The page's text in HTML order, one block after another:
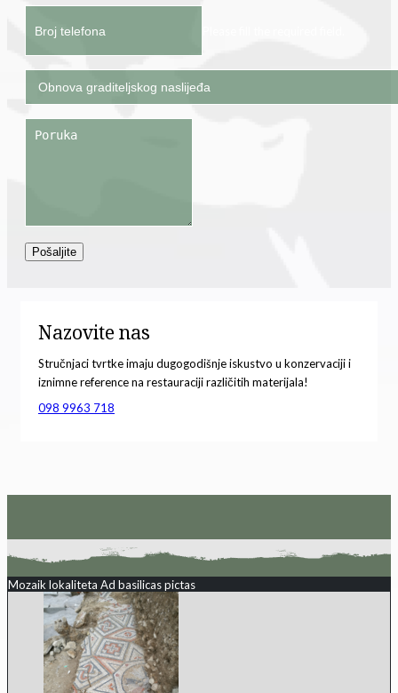
Pošaljite
Nazovite nas
Stručnjaci tvrtke imaju dugogodišnje iskustvo u konzervaciji i
iznimne reference na restauraciji različitih materijala!
098 9963 718
Mozaik lokaliteta Ad basilicas pictas